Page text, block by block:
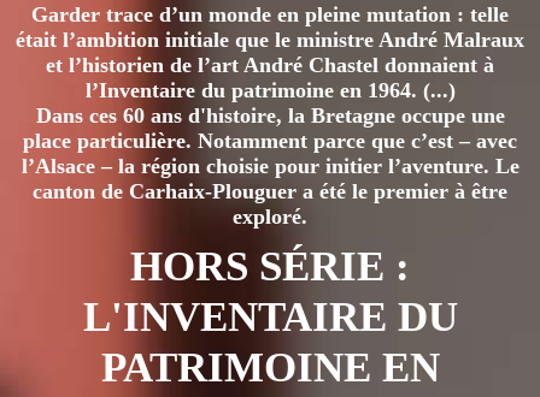
Garder trace d’un monde en pleine mutation : telle
était l’ambition initiale que le ministre André Malraux
et l’historien de l’art André Chastel donnaient à
l’Inventaire du patrimoine en 1964. (...)
Dans ces 60 ans d'histoire, la Bretagne occupe une
place particulière. Notamment parce que c’est – avec
l’Alsace – la région choisie pour initier l’aventure. Le
canton de Carhaix-Plouguer a été le premier à être
exploré.
HORS SÉRIE :
L'INVENTAIRE DU
PATRIMOINE EN